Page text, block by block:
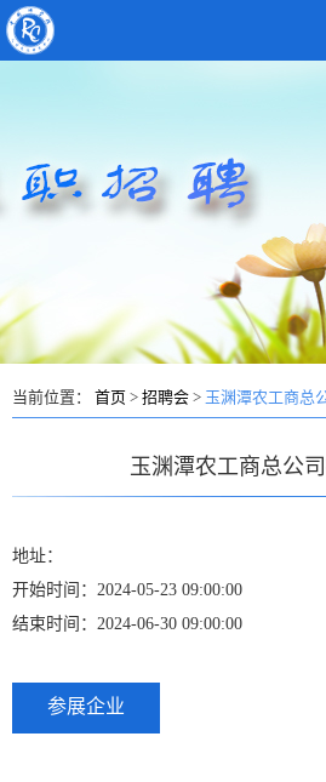
当前位置： 首页 > 招聘会 > 玉渊潭农工商总
玉渊潭农工商总公
地址：
开始时间：2024-05-23 09:00:00
结束时间：2024-06-30 09:00:00
参展企业